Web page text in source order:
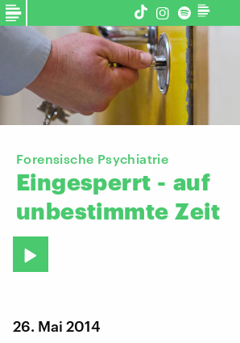
Forensische Psychiatrie
Eingesperrt - auf
unbestimmte Zeit
26. Mai 2014